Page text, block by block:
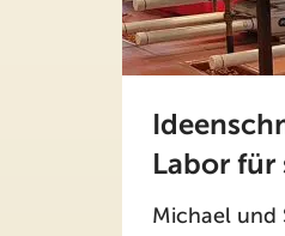
Labor für
Michael und